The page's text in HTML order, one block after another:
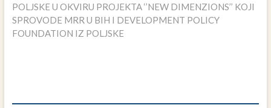
POLJSKE U OKVIRU PROJEKTA ‘’NEW DIMENZIONS’’ KOJI
SPROVODE MRR U BIH I DEVELOPMENT POLICY
FOUNDATION IZ POLJSKE